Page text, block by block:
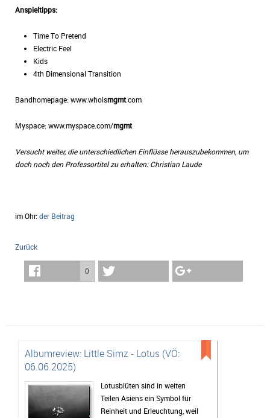
Anspieltipps:
Time To Pretend
Electric Feel
Kids
4th Dimensional Transition
Bandhomepage: www.whoismgmt.com
Myspace: www.myspace.com/mgmt
Versucht weiter, die unterschiedlichen Einflüsse herauszubekommen, um
doch noch den Professortitel zu erhalten: Christian Laude
im Ohr:der Beitrag
Zurück
0
Albumreview: Little Simz - Lotus (VÖ:
06.06.2025)
Lotusblüten sind in weiten
Teilen Asiens ein Symbol für
Reinheit und Erleuchtung, weil